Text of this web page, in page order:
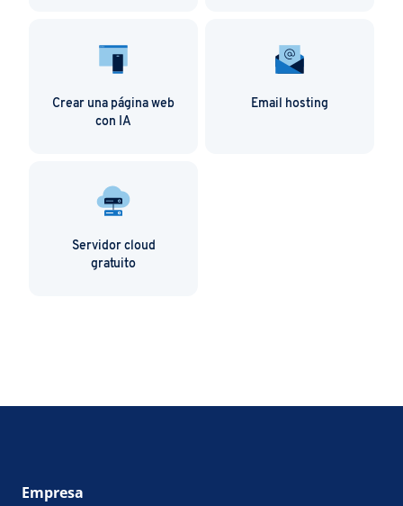
Crear una página web
con IA
Email hosting
Servidor cloud
gratuito
Empresa